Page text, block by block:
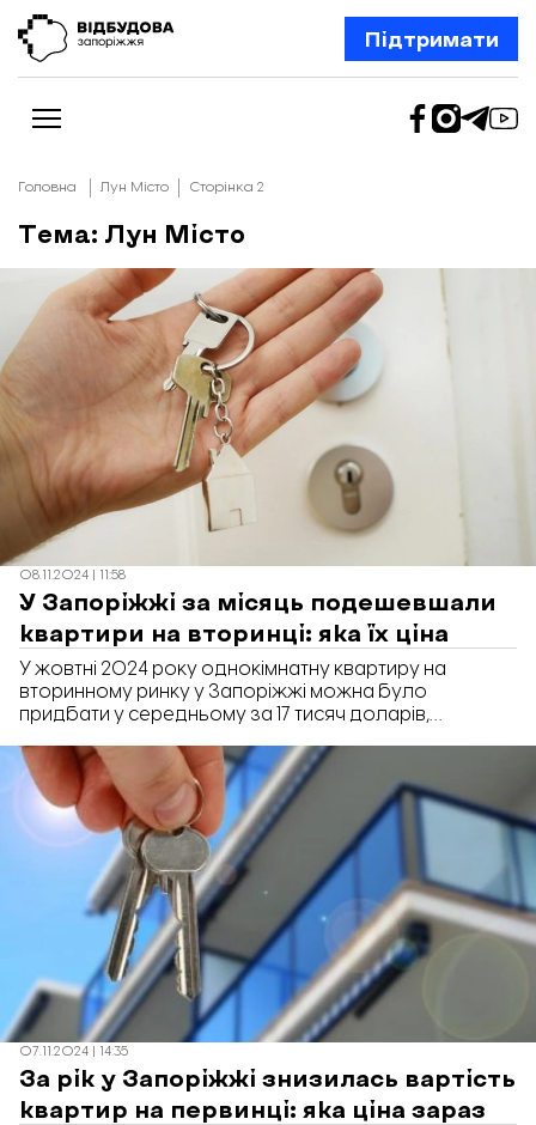
Підтримати
Новини
Відбудова Запоріжжя
Ексклюзив
Бізнес
Шлях додому
Відбудова. Життя
Колонки
Редакційна політика
Головна Лун Місто Сторінка 2
Тема: Лун Місто
08.11.2024 | 11:58
У Запоріжжі за місяць подешевшали
квартири на вторинці: яка їх ціна
У жовтні 2024 року однокімнатну квартиру на
вторинному ринку у Запоріжжі можна було
придбати у середньому за 17 тисяч доларів,
у минулому місяці. Вартість не змінилась лише на
трикімнатне житло: у вересні та жовтні його ціна
складала 35 тисяч доларів.
07.11.2024 | 14:35
За рік у Запоріжжі знизилась вартість
квартир на первинці: яка ціна зараз